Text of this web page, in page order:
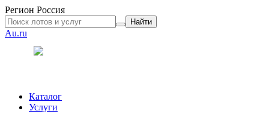
Регион Россия
Найти
Au.ru
Каталог
Услуги